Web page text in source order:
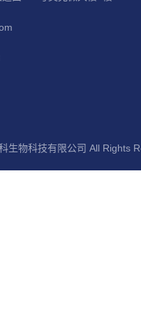
生物科技有限公司 All Rights